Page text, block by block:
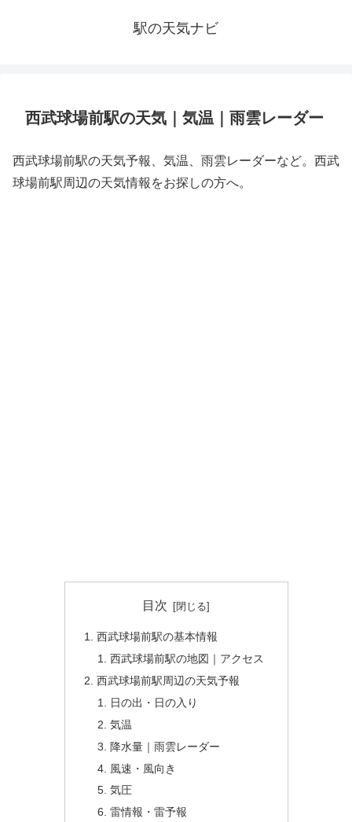
駅の天気ナビ
西武球場前駅の天気｜気温｜雨雲レーダー
西武球場前駅の天気予報、気温、雨雲レーダーなど。西武
球場前駅周辺の天気情報をお探しの方へ。
目次
西武球場前駅の基本情報
西武球場前駅の地図｜アクセス
西武球場前駅周辺の天気予報
日の出・日の入り
気温
降水量｜雨雲レーダー
風速・風向き
気圧
雷情報・雷予報